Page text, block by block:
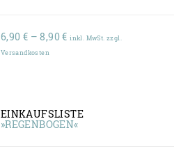
6,90 € –8,90€Preisspanne:
inkl. MwSt. zzgl.
Versandkosten
EINKAUFSLISTE
»REGENBOGEN«